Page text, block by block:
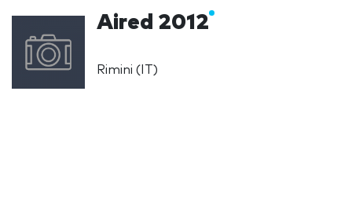
Aired 2012
Rimini (IT)